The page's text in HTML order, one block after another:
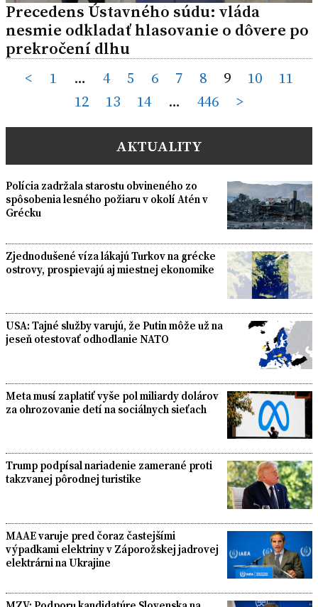
Precedens Ústavného súdu: vláda
nesmie odkladať hlasovanie o dôvere po
prekročení dlhu
Posts
pagination
< 1 … 4 5 6 7 8 9 10
11
12
13 14 … 446 >
AKTUALITY
Polícia zadržala starostu obvineného zo
spôsobenia lesného požiaru v okolí Atén v
Grécku
Zjednodušené víza lákajú Turkov na grécke
ostrovy, prospievajú aj miestnej ekonomike
USA: Tajné služby varujú, že Putin môže už na
jeseň otestovať odhodlanie NATO
Meta musí zaplatiť vyše pol miliardy dolárov
za ohrozovanie detí na sociálnych sieťach
Trump podpísal nariadenie zamerané proti
takzvanej pôrodnej turistike
MAAE varuje pred čoraz častejšími
výpadkami elektriny v Záporožskej jadrovej
elektrárni na Ukrajine